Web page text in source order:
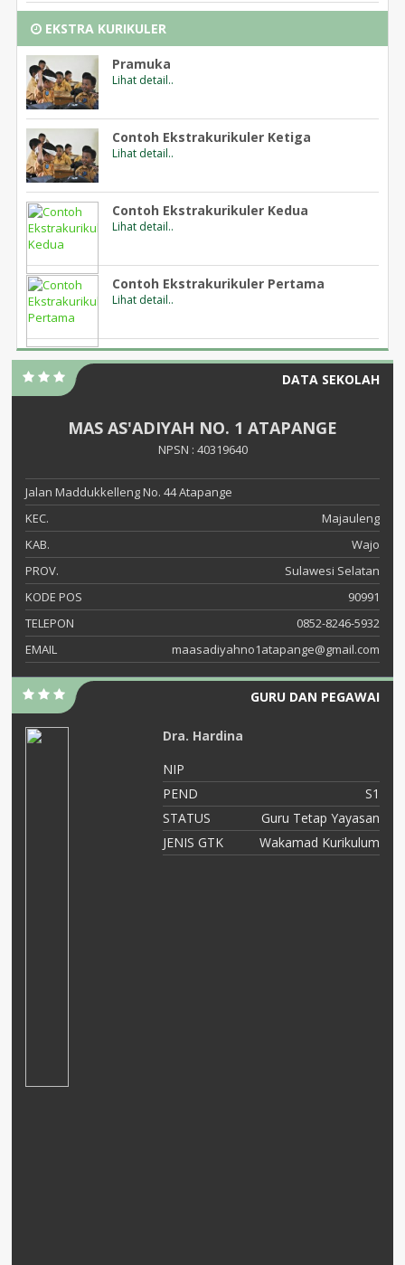
EKSTRA KURIKULER
Pramuka
Lihat detail..
Contoh Ekstrakurikuler Ketiga
Lihat detail..
Contoh Ekstrakurikuler Kedua
Lihat detail..
Contoh Ekstrakurikuler Pertama
Lihat detail..
DATA SEKOLAH
MAS AS'ADIYAH NO. 1 ATAPANGE
NPSN : 40319640
Jalan Maddukkelleng No. 44 Atapange
KEC.
Majauleng
KAB.
Wajo
PROV.
Sulawesi Selatan
KODE POS
90991
TELEPON
0852-8246-5932
EMAIL
maasadiyahno1atapange@gmail.com
GURU DAN PEGAWAI
Dra. Hardina
NIP
PEND
S1
STATUS
Guru Tetap Yayasan
JENIS GTK
Wakamad Kurikulum